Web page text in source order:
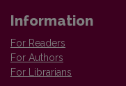
Information
For Readers
For Authors
For Librarians